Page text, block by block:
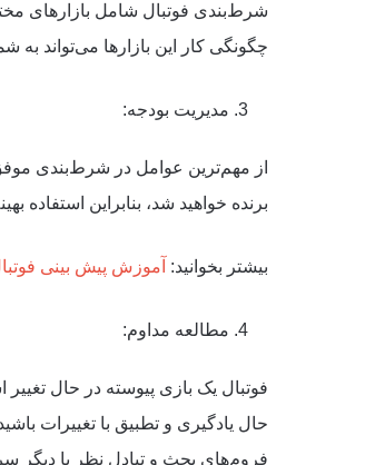
شرط‌بندی فوتبال شامل بازارهای
چگونگی کار این بازارها می‌تواند به
مدیریت بودجه:
از مهم‌ترین عوامل در شرط‌بندی
برنده خواهید شد، بنابراین استفاده
بیشتر بخوانید: آموزش پیش بینی
مطالعه مداوم:
فوتبال یک بازی پیوسته در حال تغییر
حال یادگیری و تطبیق با تغییرات
فروم‌های بحث و تبادل نظر با دیگر